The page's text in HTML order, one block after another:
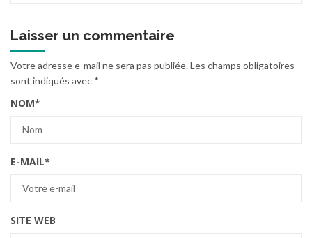
Laisser un commentaire
Votre adresse e-mail ne sera pas publiée.Les champs obligatoires
sont indiqués avec *
NOM*
E-MAIL*
SITE WEB